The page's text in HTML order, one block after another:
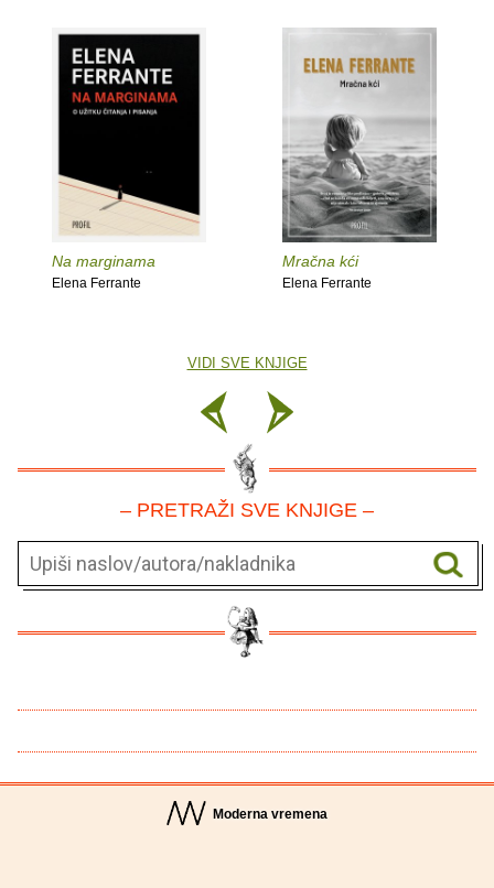
Na marginama
Elena Ferrante
Mračna kći
Elena Ferrante
VIDI SVE KNJIGE
– PRETRAŽI SVE KNJIGE –
Moderna vremena